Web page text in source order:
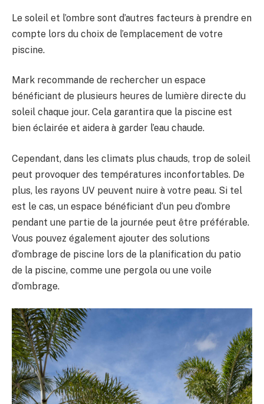
Le soleil et l’ombre sont d’autres facteurs à prendre en
compte lors du choix de l’emplacement de votre
piscine.
Mark recommande de rechercher un espace
bénéficiant de plusieurs heures de lumière directe du
soleil chaque jour. Cela garantira que la piscine est
bien éclairée et aidera à garder l’eau chaude.
Cependant, dans les climats plus chauds, trop de soleil
peut provoquer des températures inconfortables. De
plus, les rayons UV peuvent nuire à votre peau. Si tel
est le cas, un espace bénéficiant d’un peu d’ombre
pendant une partie de la journée peut être préférable.
Vous pouvez également ajouter des solutions
d’ombrage de piscine lors de la planification du patio
de la piscine, comme une pergola ou une voile
d’ombrage.